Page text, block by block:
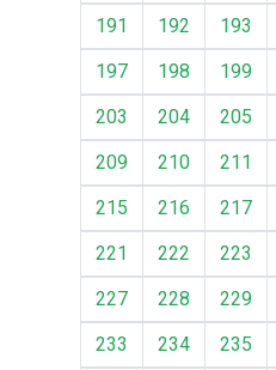
191
192 193
197
198 199
203
204 205
209
210 211
215
216 217
221
222 223
227
228 229
233
234 235